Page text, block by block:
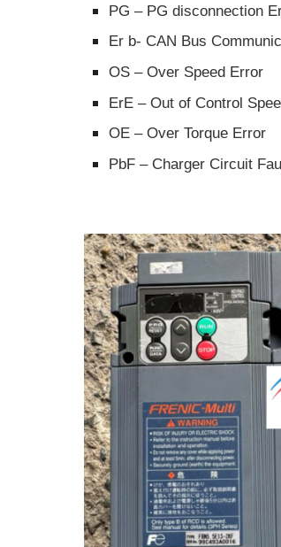
PG – PG disconnection
Er b- CAN Bus
OS – Over Speed Error
ErE – Out of Control
OE – Over Torque Error
PbF – Charger Circuit